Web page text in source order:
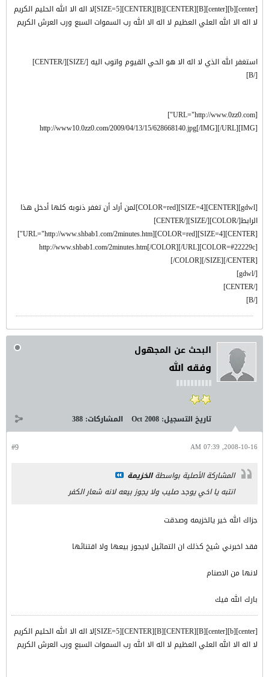
[center][b][center][B][CENTER][B][CENTER][SIZE=5]لا اله الا الله الحليم الكريم
لا اله الا الله العلي العظيم لا اله الا الله رب السموات السبع ورب العرش الكريم
استغفر الله الذي لا اله الا هو الحي القيوم واتوب اليه [/SIZE][/CENTER]
[/B]
[URL="http://www.0zz0.com"]
[IMG]http://www10.0zz0.com/2009/04/13/15/628668140.jpg[/IMG][/URL]
[gdwl][CENTER][SIZE=4][COLOR=red]لمن أراد أن تغفر ذنوبه كلها أدخل هذا
الرابط[/COLOR][/SIZE][/CENTER]
[CENTER][SIZE=4][COLOR=red][URL="http://www.shbab1.com/2minutes.htm"]
[COLOR=#22229c]http://www.shbab1.com/2minutes.htm[/COLOR][/URL]
[/COLOR][/SIZE][/CENTER]
[/gdwl]
[/CENTER]
[/B]
البحث عن المجهول
وفقه الله
تاريخ التسجيل: Oct 2008 المشاركات: 388
#9 2008-10-16, 07:39 AM
المشاركة الأصلية بواسطةالخزيمة
انتبه يا اخي يوجد صليب ولا يجوز بيعه لانه شعار الكفر
جزاك الله خير يالخزيمه وصدقت
فقد اخبرني شيخ كذلك ان التماثيل لايجوز بيعها ولا اقتنائها
لانها من الاصنام
بارك الله فيك
[center][b][center][B][CENTER][B][CENTER][SIZE=5]لا اله الا الله الحليم الكريم
لا اله الا الله العلي العظيم لا اله الا الله رب السموات السبع ورب العرش الكريم